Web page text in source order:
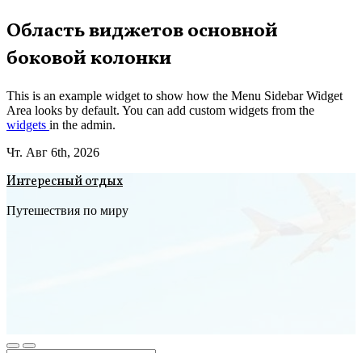
Перейти
к
содержимому
Область виджетов основной
боковой колонки
This is an example widget to show how the Menu Sidebar Widget
Area looks by default. You can add custom widgets from the
widgets in the admin.
Чт. Авг 6th, 2026
Интересный отдых
Путешествия по миру